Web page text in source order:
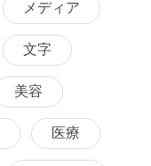
メディア
文字
美容
医療